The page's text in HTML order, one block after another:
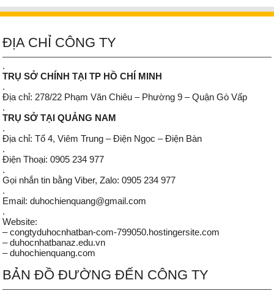
ĐỊA CHỈ CÔNG TY
.
TRỤ SỞ CHÍNH TẠI TP HỒ CHÍ MINH
.
Địa chỉ: 278/22 Phạm Văn Chiêu – Phường 9 – Quận Gò Vấp
.
TRỤ SỞ TẠI QUẢNG NAM
.
Địa chỉ: Tổ 4, Viêm Trung – Điện Ngọc – Điện Bàn
.
Điện Thoại: 0905 234 977
.
Gọi nhắn tin bằng Viber, Zalo: 0905 234 977
.
Email: duhochienquang@gmail.com
.
Website:
– congtyduhocnhatban-com-799050.hostingersite.com
– duhocnhatbanaz.edu.vn
– duhochienquang.com
BẢN ĐỒ ĐƯỜNG ĐẾN CÔNG TY